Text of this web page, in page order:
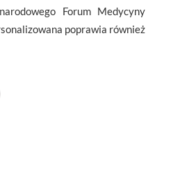
Forum Medycyny
poprawia również